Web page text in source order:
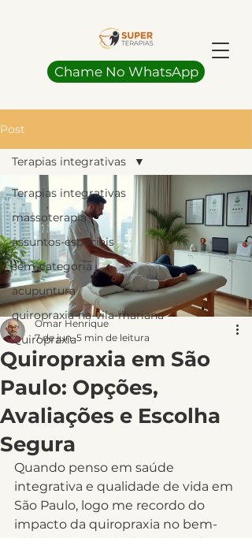
Chame No WhatsApp
Post
Terapias integrativas
massoterapia
assuntos-especiais
sem-categoria
acupuntura
quiropraxia-na-vila-mariana
Quiropraxia
Terapias integrativas
Quiropraxia em São
Paulo: Opções,
Avaliações e Escolha
Segura
Omar Henrique
7 de jun. 5 min de leitura
Quando penso em saúde
integrativa e qualidade de vida em
São Paulo, logo me recordo do
impacto da quiropraxia no bem-